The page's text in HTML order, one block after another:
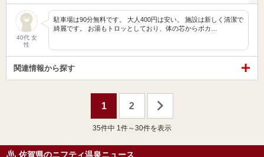
40代 女
性
駐車場は90分無料です。 大人400円は安い。 施設は新しく清潔で
綺麗です。 お湯もトロッとしており、体の芯からポカ…
関連情報から探す
1 2
35件中 1件～30件を表示
佐賀県のニフティ温泉ニュース